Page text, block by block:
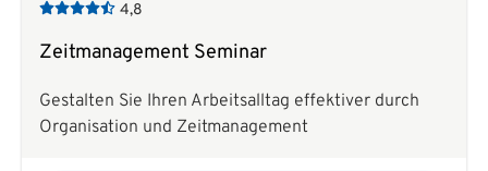
4,8
Zeitmanagement Seminar
Gestalten Sie Ihren Arbeitsalltag effektiver durch
Organisation und Zeitmanagement